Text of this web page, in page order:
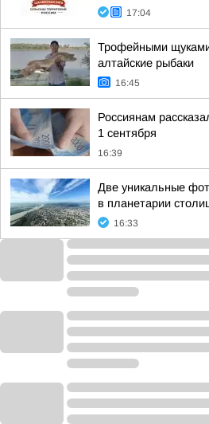
17:04
Трофейными
алтайские рыбаки
16:45
Россиянам
1 сентября
16:39
Две уникальные
в планетарии
16:33